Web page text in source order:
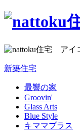
新築住宅
最響の家
Groovin'
Glass Arts
Blue Style
キママプラス